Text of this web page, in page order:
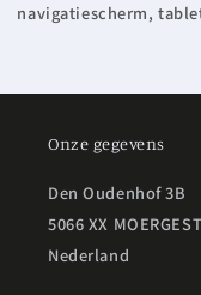
navigatiescherm,
Onze gegevens
Den Oudenhof 3B
5066 XX
Nederland